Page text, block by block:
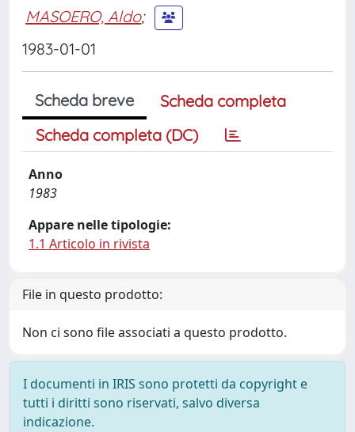
MASOERO, Aldo;
1983-01-01
Scheda breve
Scheda completa
Scheda completa (DC)
Anno
1983
Appare nelle tipologie:
1.1 Articolo in rivista
File in questo prodotto:
Non ci sono file associati a questo prodotto.
I documenti in IRIS sono protetti da copyright e
tutti i diritti sono riservati, salvo diversa
indicazione.